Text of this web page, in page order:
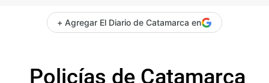
+ Agregar El Diario de Catamarca en
Policías de Catamarca